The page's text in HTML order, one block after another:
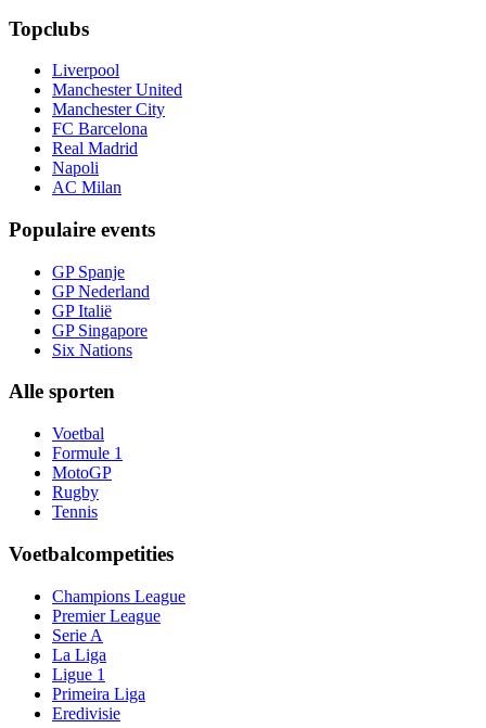
Topclubs
Liverpool
Manchester United
Manchester City
FC Barcelona
Real Madrid
Napoli
AC Milan
Populaire events
GP Spanje
GP Nederland
GP Italië
GP Singapore
Six Nations
Alle sporten
Voetbal
Formule 1
MotoGP
Rugby
Tennis
Voetbalcompetities
Champions League
Premier League
Serie A
La Liga
Ligue 1
Primeira Liga
Eredivisie